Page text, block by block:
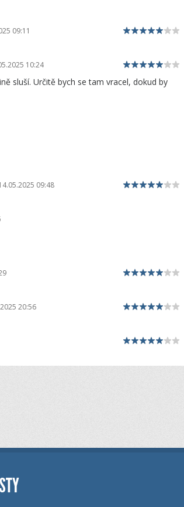
09:11
10:24
sluší. Určitě bych se tam vracel, dokud by
09:48
20:56